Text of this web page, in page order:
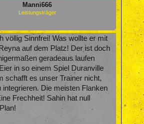
Manni666
Leistungsträger
völlig Sinnfrei! Was wollte er mit
auf dem Platz! Der ist doch
geradeaus laufen
in so einem Spiel Duranville
schafft es unser Trainer nicht,
Die meisten Flanken
Frechheit! Sahin hat null